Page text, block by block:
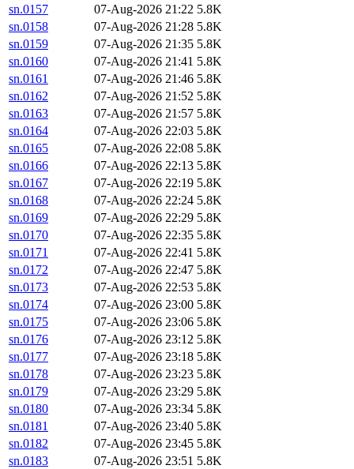
sn.0157
07-Aug-2026 21:22 5.8K
sn.0158
07-Aug-2026 21:28 5.8K
sn.0159
07-Aug-2026 21:35 5.8K
sn.0160
07-Aug-2026 21:41 5.8K
sn.0161
07-Aug-2026 21:46 5.8K
sn.0162
07-Aug-2026 21:52 5.8K
sn.0163
07-Aug-2026 21:57 5.8K
sn.0164
07-Aug-2026 22:03 5.8K
sn.0165
07-Aug-2026 22:08 5.8K
sn.0166
07-Aug-2026 22:13 5.8K
sn.0167
07-Aug-2026 22:19 5.8K
sn.0168
07-Aug-2026 22:24 5.8K
sn.0169
07-Aug-2026 22:29 5.8K
sn.0170
07-Aug-2026 22:35 5.8K
sn.0171
07-Aug-2026 22:41 5.8K
sn.0172
07-Aug-2026 22:47 5.8K
sn.0173
07-Aug-2026 22:53 5.8K
sn.0174
07-Aug-2026 23:00 5.8K
sn.0175
07-Aug-2026 23:06 5.8K
sn.0176
07-Aug-2026 23:12 5.8K
sn.0177
07-Aug-2026 23:18 5.8K
sn.0178
07-Aug-2026 23:23 5.8K
sn.0179
07-Aug-2026 23:29 5.8K
sn.0180
07-Aug-2026 23:34 5.8K
sn.0181
07-Aug-2026 23:40 5.8K
sn.0182
07-Aug-2026 23:45 5.8K
sn.0183
07-Aug-2026 23:51 5.8K